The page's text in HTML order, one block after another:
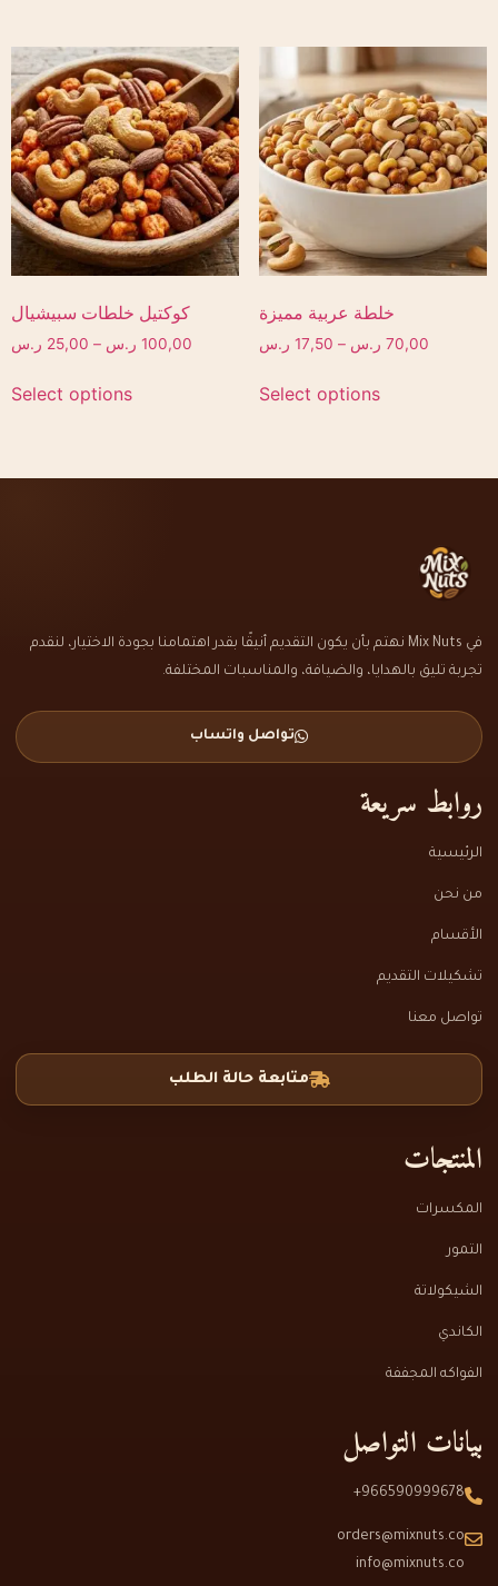
كوكتيل خلطات سبيشيال
25,00 ر.س – 100,00 ر.س
Select options
خلطة عربية مميزة
17,50 ر.س – 70,00 ر.س
Select options
في Mix Nuts نهتم بأن يكون التقديم أنيقًا بقدر اهتمامنا بجودة الاختيار، لنقدم
تجربة تليق بالهدايا، والضيافة، والمناسبات المختلفة.
تواصل واتساب
روابط سريعة
الرئيسية
من نحن
الأقسام
تشكيلات التقديم
تواصل معنا
متابعة حالة الطلب
المنتجات
المكسرات
التمور
الشيكولاتة
الكاندي
الفواكه المجففة
بيانات التواصل
966590999678+
orders@mixnuts.co
info@mixnuts.co